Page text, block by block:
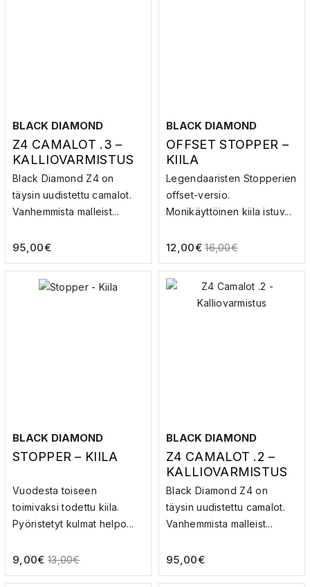
BLACK DIAMOND
Z4 CAMALOT .3 –
KALLIOVARMISTUS
Black Diamond Z4 on
täysin uudistettu camalot.
Vanhemmista malleist...
95,00€
BLACK DIAMOND
OFFSET STOPPER –
KIILA
Legendaaristen Stopperien
offset-versio.
Monikäyttöinen kiila istuv...
12,00€ 16,00€
BLACK DIAMOND
STOPPER – KIILA
Vuodesta toiseen
toimivaksi todettu kiila.
Pyöristetyt kulmat helpo...
9,00€ 13,00€
BLACK DIAMOND
Z4 CAMALOT .2 –
KALLIOVARMISTUS
Black Diamond Z4 on
täysin uudistettu camalot.
Vanhemmista malleist...
95,00€